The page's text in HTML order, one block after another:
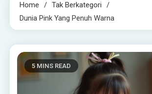
Home
Tak Berkategori
Dunia Pink Yang Penuh Warna
5 MINS READ